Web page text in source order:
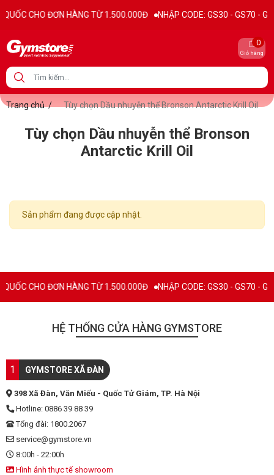
CHO ĐƠN HÀNG TỪ 1.500.000Đ NHẬP CODE: GS30 - GS70 -
Giỏ hàng
0
Trang chủ/ Tùy chọn Dầu nhuyễn thể Bronson Antarctic Krill Oil
Tùy chọn Dầu nhuyễn thể Bronson
Antarctic Krill Oil
Sản phẩm đang được cập nhật.
CHO ĐƠN HÀNG TỪ 1.500.000Đ NHẬP CODE: GS30 - GS70 -
HỆ THỐNG CỬA HÀNG GYMSTORE
1 GYMSTORE XÃ ĐÀN
398 Xã Đàn, Văn Miếu - Quốc Tử Giám, TP. Hà Nội
Hotline: 0886 39 88 39
Tổng đài: 1800.2067
service@gymstore.vn
8:00h - 22:00h
Hình ảnh thực tế showroom